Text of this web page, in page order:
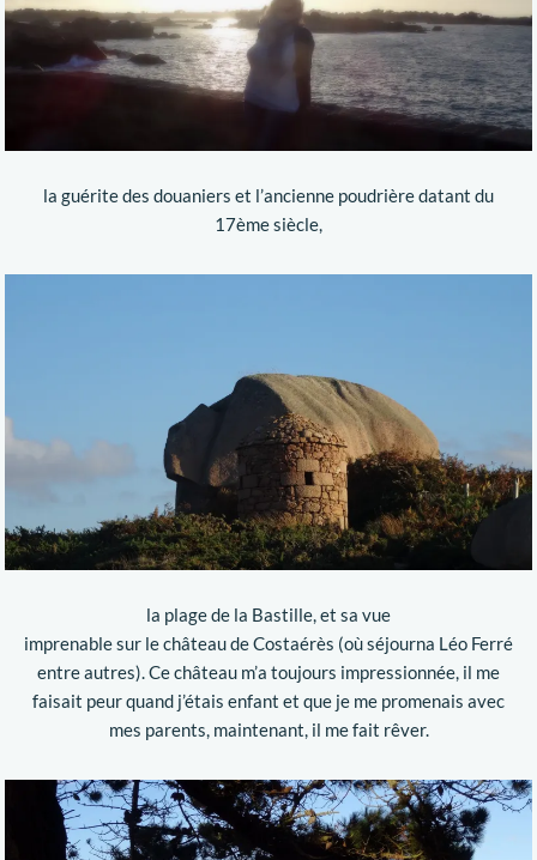
la guérite des douaniers et l’ancienne poudrière datant du
17ème siècle,
la plage de la Bastille, et sa vue
imprenable sur le château de Costaérès (où séjourna Léo Ferré
entre autres). Ce château m’a toujours impressionnée, il me
faisait peur quand j’étais enfant et que je me promenais avec
mes parents, maintenant, il me fait rêver.